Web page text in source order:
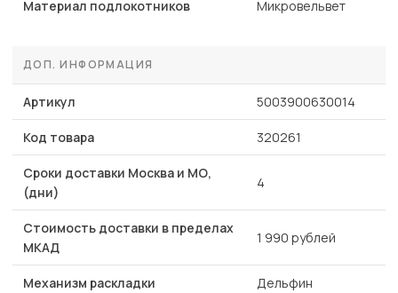
Материал подлокотников Микровельвет
ДОП. ИНФОРМАЦИЯ
Артикул 5003900630014
Код товара 320261
Сроки доставки Москва и МО,
(дни)
4
Стоимость доставки в пределах
МКАД
1 990 рублей
Механизм раскладки Дельфин